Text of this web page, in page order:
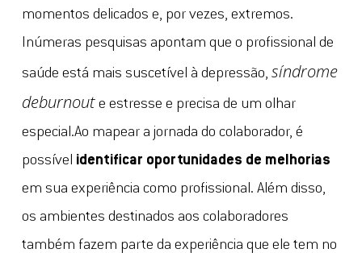
momentos delicados e, por vezes, extremos.
Inúmeras pesquisas apontam que o profissional de
saúde está mais suscetível à depressão, síndrome
deburnoute estresse e precisa de um olhar
especial.Ao mapear a jornada do colaborador, é
possível identificar oportunidades de melhorias
em sua experiência como profissional. Além disso,
os ambientes destinados aos colaboradores
também fazem parte da experiência que ele tem no